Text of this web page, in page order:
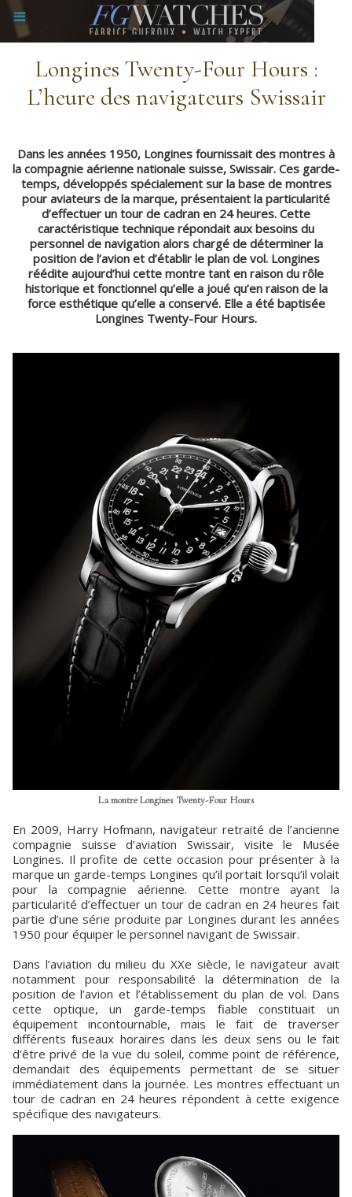
Longines Twenty-Four Hours :
L’heure des navigateurs Swissair
Dans les années 1950, Longines fournissait des montres à
la compagnie aérienne nationale suisse, Swissair. Ces garde-
temps, développés spécialement sur la base de montres
pour aviateurs de la marque, présentaient la particularité
d’effectuer un tour de cadran en 24 heures. Cette
caractéristique technique répondait aux besoins du
personnel de navigation alors chargé de déterminer la
position de l’avion et d’établir le plan de vol. Longines
réédite aujourd’hui cette montre tant en raison du rôle
historique et fonctionnel qu’elle a joué qu’en raison de la
force esthétique qu’elle a conservé. Elle a été baptisée
Longines Twenty-Four Hours.
La montre Longines Twenty-Four Hours
En 2009, Harry Hofmann, navigateur retraité de l’ancienne
compagnie suisse d’aviation Swissair, visite le Musée
Longines. Il profite de cette occasion pour présenter à la
marque un garde-temps Longines qu’il portait lorsqu’il volait
pour la compagnie aérienne. Cette montre ayant la
particularité d’effectuer un tour de cadran en 24 heures fait
partie d’une série produite par Longines durant les années
1950 pour équiper le personnel navigant de Swissair.
Dans l’aviation du milieu du XXe siècle, le navigateur avait
notamment pour responsabilité la détermination de la
position de l’avion et l’établissement du plan de vol. Dans
cette optique, un garde-temps fiable constituait un
équipement incontournable, mais le fait de traverser
différents fuseaux horaires dans les deux sens ou le fait
d’être privé de la vue du soleil, comme point de référence,
demandait des équipements permettant de se situer
immédiatement dans la journée. Les montres effectuant un
tour de cadran en 24 heures répondent à cette exigence
spécifique des navigateurs.